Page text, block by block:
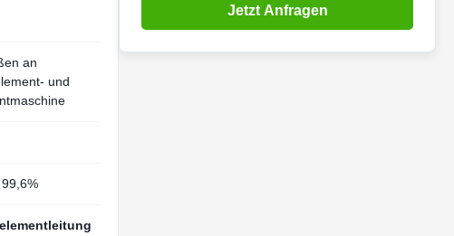
an
und
Jetzt Anfragen